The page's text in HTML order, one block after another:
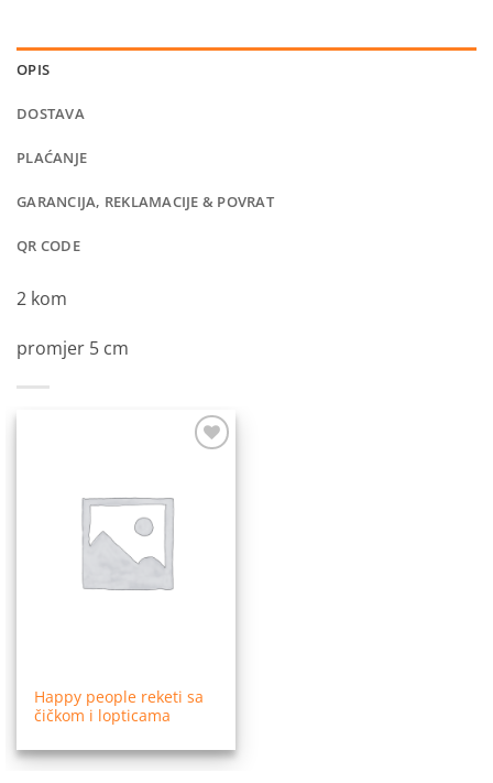
OPIS
DOSTAVA
PLAĆANJE
GARANCIJA, REKLAMACIJE & POVRAT
QR CODE
2 kom
promjer 5 cm
Happy people reketi sa
čičkom i lopticama